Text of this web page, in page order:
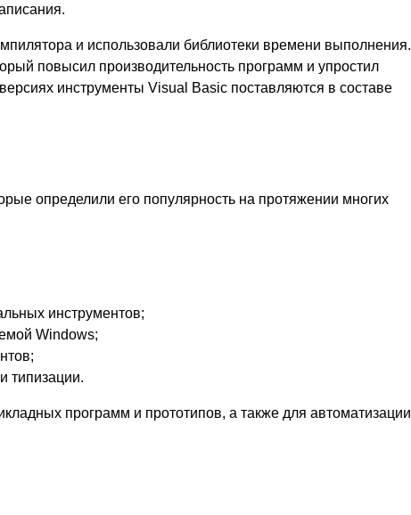
и использовали библиотеки времени выполнения.
повысил производительность программ и упростил
инструменты Visual Basic поставляются в составе
определили его популярность на протяжении многих
инструментов;
Windows;
типизации.
программ и прототипов, а также для автоматизации